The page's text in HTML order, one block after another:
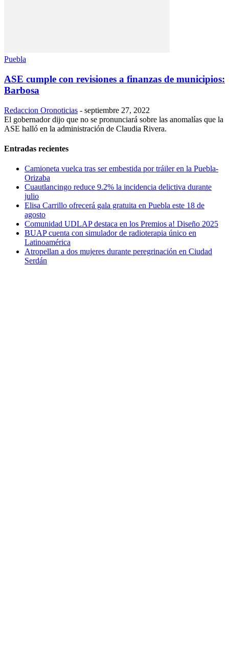
Puebla
ASE cumple con revisiones a finanzas de municipios:
Barbosa
Redaccion Oronoticias - septiembre 27, 2022
El gobernador dijo que no se pronunciará sobre las anomalías que la
ASE halló en la administración de Claudia Rivera.
Entradas recientes
Camioneta vuelca tras ser embestida por tráiler en la Puebla-
Orizaba
Cuautlancingo reduce 9.2% la incidencia delictiva durante
julio
Elisa Carrillo ofrecerá gala gratuita en Puebla este 18 de
agosto
Comunidad UDLAP destaca en los Premios a! Diseño 2025
BUAP cuenta con simulador de radioterapia único en
Latinoamérica
Atropellan a dos mujeres durante peregrinación en Ciudad
Serdán